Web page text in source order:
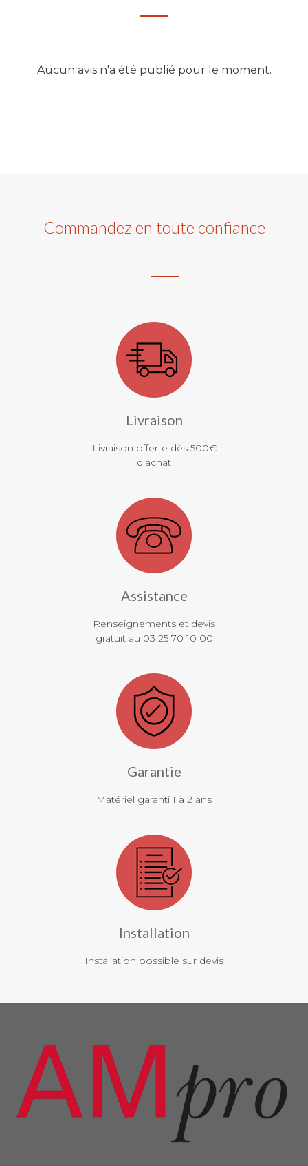
Aucun avis n'a été publié pour le moment.
Commandez en toute confiance
Livraison
Livraison offerte dès 500€
d'achat
Assistance
Renseignements et devis
gratuit au 03 25 70 10 00
Garantie
Matériel garanti 1 à 2 ans
Installation
Installation possible sur devis